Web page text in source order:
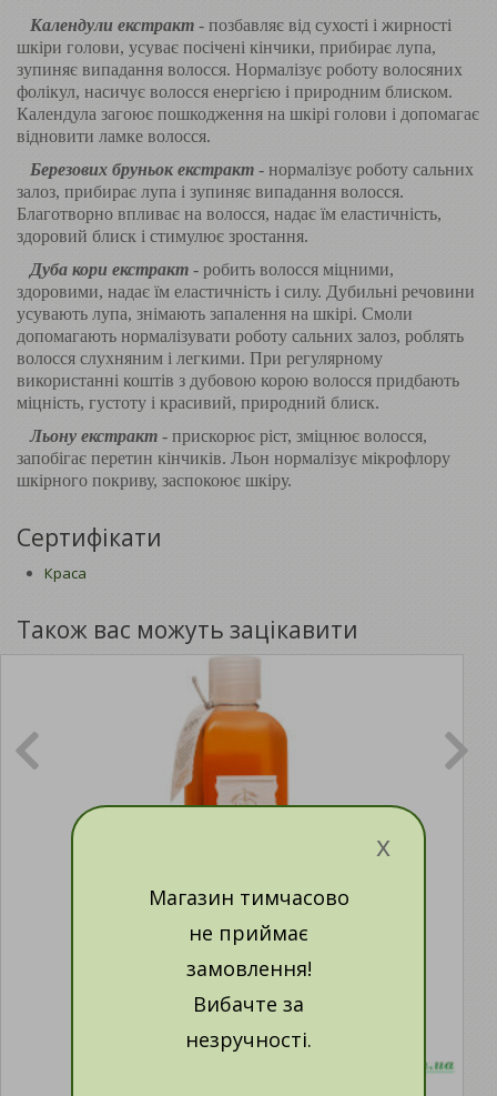
Календули екстракт - позбавляє від сухості і жирності
шкіри голови, усуває посічені кінчики, прибирає лупа,
зупиняє випадання волосся. Нормалізує роботу волосяних
фолікул, насичує волосся енергією і природним блиском.
Календула загоює пошкодження на шкірі голови і допомагає
відновити ламке волосся.
Березових бруньок екстракт - нормалізує роботу сальних
залоз, прибирає лупа і зупиняє випадання волосся.
Благотворно впливає на волосся, надає їм еластичність,
здоровий блиск і стимулює зростання.
Дуба кори екстракт - робить волосся міцними,
здоровими, надає їм еластичність і силу. Дубильні речовини
усувають лупа, знімають запалення на шкірі. Смоли
допомагають нормалізувати роботу сальних залоз, роблять
волосся слухняним і легкими. При регулярному
використанні коштів з дубовою корою волосся придбають
міцність, густоту і красивий, природний блиск.
Льону екстракт - прискорює ріст, зміцнює волосся,
запобігає перетин кінчиків. Льон нормалізує мікрофлору
шкірного покриву, заспокоює шкіру.
Сертифікати
Краса
Також вас можуть зацікавити
x
Магазин тимчасово
не приймає
замовлення!
Вибачте за
незручності.